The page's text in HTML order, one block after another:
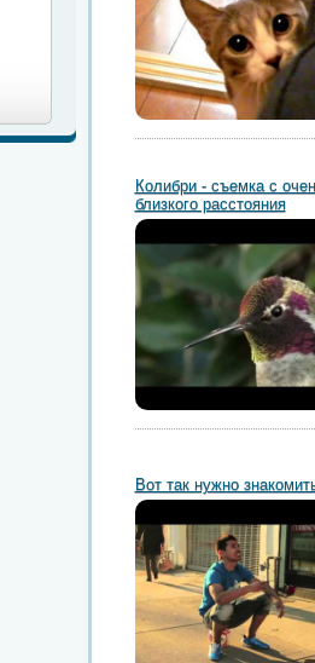
Колибри - съемка с
близкого расстояния
Вот так нужно